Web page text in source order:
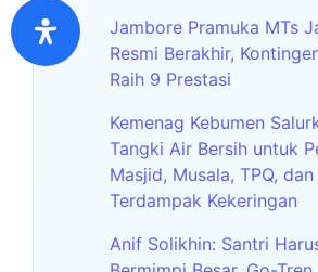
Jambore Pramuka MTs
Resmi Berakhir,
Raih 9 Prestasi
Kemenag Kebumen
Tangki Air Bersih untuk
Masjid, Musala, TPQ,
Terdampak Kekeringan
Anif Solikhin: Santri